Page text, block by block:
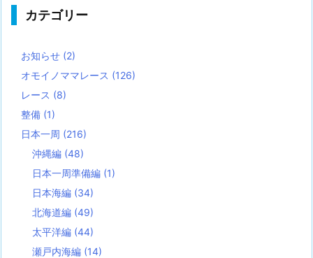
カテゴリー
お知らせ (2)
オモイノママレース (126)
レース (8)
整備 (1)
日本一周 (216)
沖縄編 (48)
日本一周準備編 (1)
日本海編 (34)
北海道編 (49)
太平洋編 (44)
瀬戸内海編 (14)